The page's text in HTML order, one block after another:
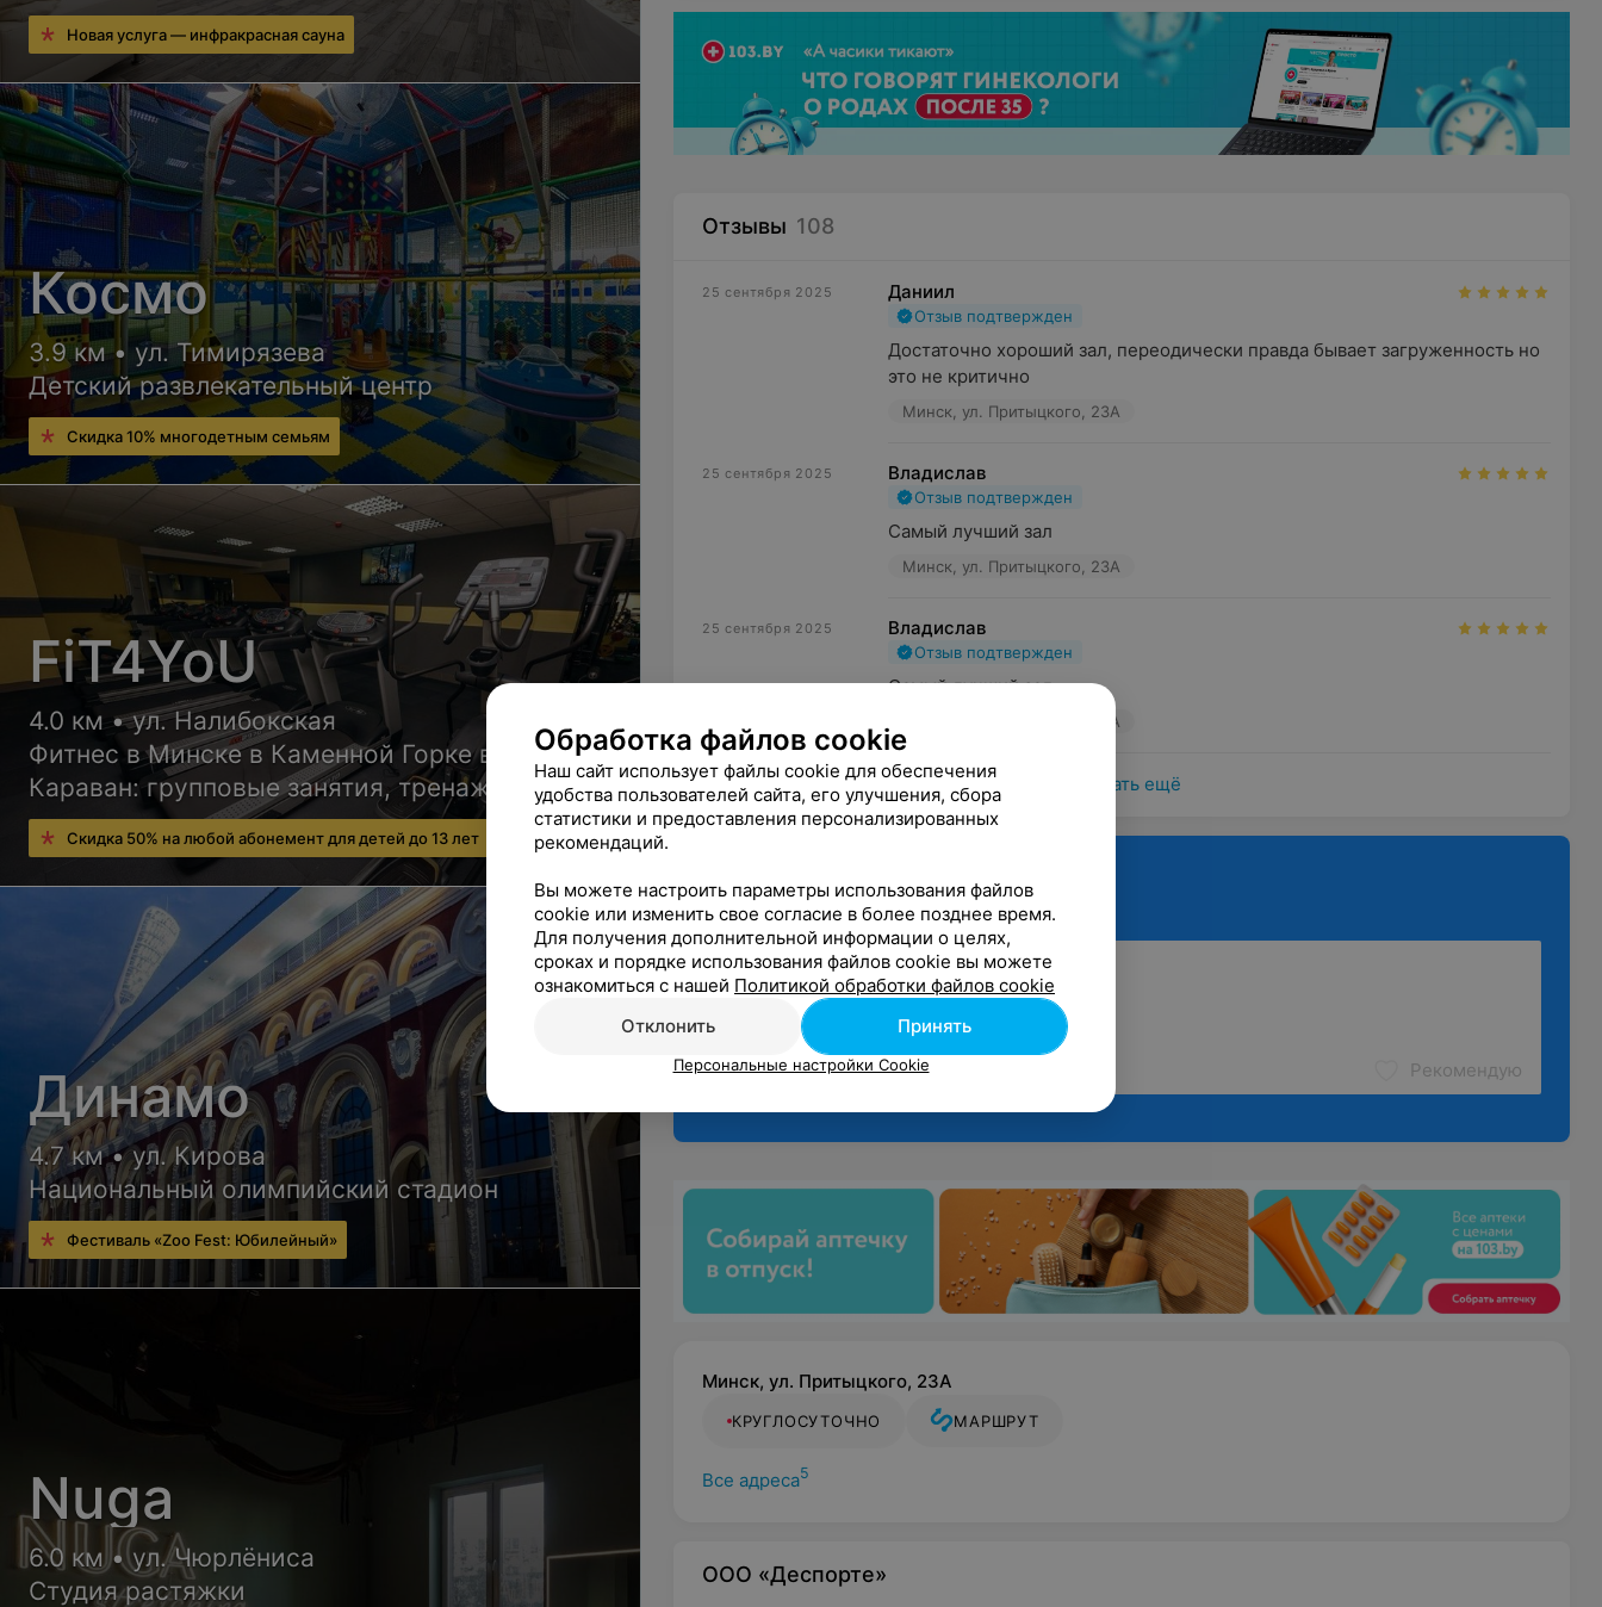
Отзывы 108
25 сентября 2025 Даниил
Отзыв подтвержден
Достаточно хороший зал, переодически правда бывает загруженность но
это не критично
Минск, ул. Притыцкого, 23А
25 сентября 2025 Владислав
Отзыв подтвержден
Самый лучший зал
Минск, ул. Притыцкого, 23А
25 сентября 2025 Владислав
Отзыв подтвержден
Самый лучший зал
Минск, ул. Притыцкого, 23А
Показать ещё
мнением
Рекомендую
Минск, ул. Притыцкого, 23А
КРУГЛОСУТОЧНО МАРШРУТ
Все адреса5
ООО «Деспорте»
Новая услуга — инфракрасная сауна
Космо
3.9 км • ул. Тимирязева
Детский развлекательный центр
Скидка 10% многодетным семьям
FiT4YoU
4.0 км • ул. Налибокская
Фитнес в Минске в Каменной Горке в ТЦ
Караван: групповые занятия, тренажерный
зал.
Скидка 50% на любой абонемент для детей до 13 лет
Динамо
4.7 км • ул. Кирова
Национальный олимпийский стадион
Фестиваль «Zoo Fest: Юбилейный»
Nuga
6.0 км • ул. Чюрлёниса
Студия растяжки
Обработка файлов cookie
Наш сайт использует файлы cookie для обеспечения
удобства пользователей сайта, его улучшения, сбора
статистики и предоставления персонализированных
рекомендаций.
Вы можете настроить параметры использования файлов
cookie или изменить свое согласие в более позднее время.
Для получения дополнительной информации о целях,
сроках и порядке использования файлов cookie вы можете
ознакомиться с нашей Политикой обработки файлов cookie
Отклонить
Принять
Персональные настройки Cookie